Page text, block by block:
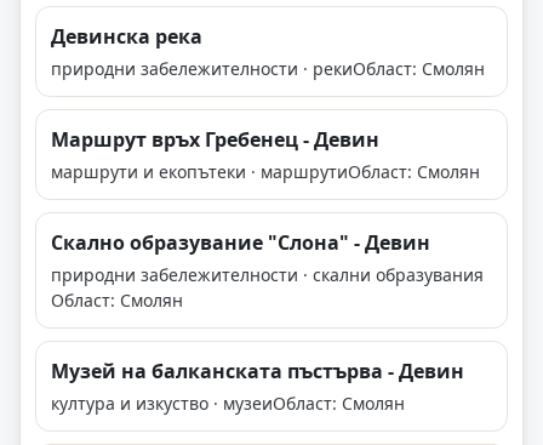
Девинска река
природни забележителности · рекиОбласт: Смолян
Маршрут връх Гребенец - Девин
маршрути и екопътеки · маршрутиОбласт: Смолян
Скално образувание "Слона" - Девин
природни забележителности · скални образувания
Област: Смолян
Музей на балканската пъстърва - Девин
култура и изкуство · музеиОбласт: Смолян